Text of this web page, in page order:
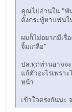
คุณไปอ่านใน "พั
ตั้งกระทู้หาแฟนใ
ผมก็ไม่อยากมีเรื่
จิ้มเกลือ"
ปล.ทุกท่านอาจจ
แก้ตัวอะไรเพรา
หน้า
เข้าใจตรงกันนะ